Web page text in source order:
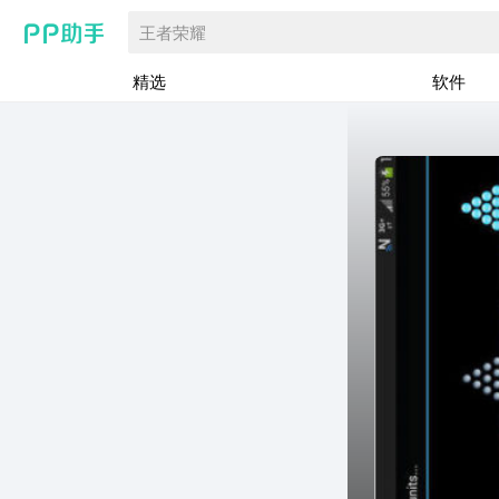
王者荣耀
精选 软件